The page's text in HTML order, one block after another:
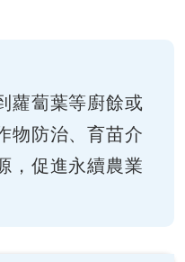
蘿蔔葉等廚餘或
物防治、育苗介
，促進永續農業